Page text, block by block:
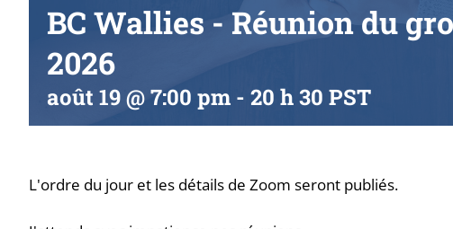
BC Wallies - Réunion du
2026
août 19 @ 7:00 pm - 20 h 30 PST
L'ordre du jour et les détails de Zoom seront publiés.